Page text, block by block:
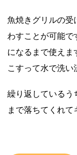
魚焼きグリルの受
わすことが可能で
になるまで使え
こすって水で洗い
繰り返しているう
まで落ちてくれ